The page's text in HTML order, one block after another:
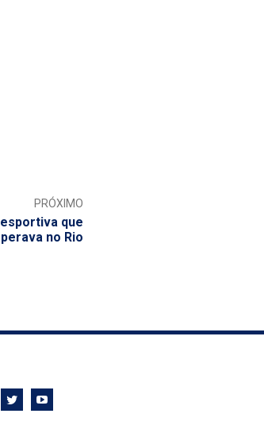
PRÓXIMO
que
no Rio